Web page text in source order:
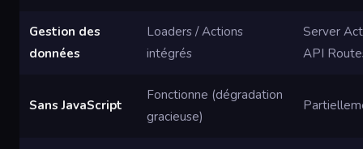
Gestion des
données
Loaders / Actions
intégrés
Server
API
Sans JavaScript
Fonctionne (dégradation
gracieuse)